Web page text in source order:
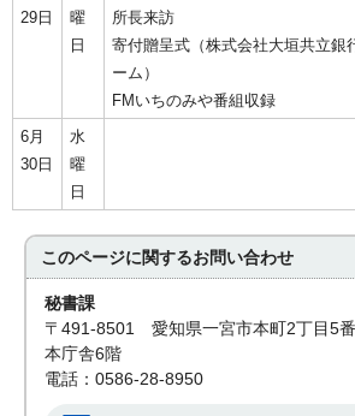
29日
曜
日
所長来訪
寄付贈呈式（株式会社大垣共立銀
ーム）
FMいちのみや番組収録
6月
30日
水
曜
日
このページに関するお問い合わせ
秘書課
〒491-8501 愛知県一宮市本町2丁目5
本庁舎6階
電話：0586-28-8950